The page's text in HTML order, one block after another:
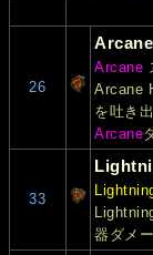
26
Arcane
Arcane
を吐き
Arcane
33
器ダメ